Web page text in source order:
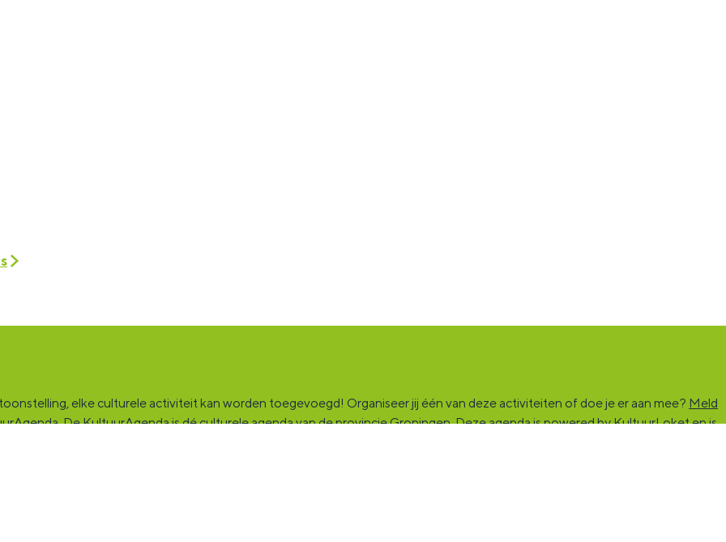
elke culturele activiteit kan worden toegevoegd! Organiseer jij één van deze activiteiten of doe je er aan mee? Meld
De KultuurAgenda is dé culturele agenda van de provincie Groningen. Deze agenda is powered by KultuurLoket en is